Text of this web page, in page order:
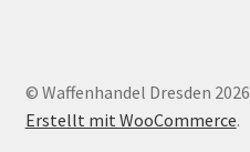
© Waffenhandel Dresden 2026
Erstellt mit WooCommerce.